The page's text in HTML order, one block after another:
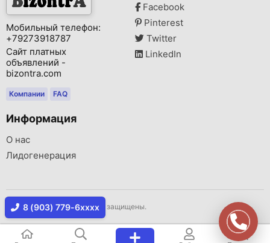
8 (903) 779-6xxxx
Мобильный телефон:
+79273918787
Сайт платных
объявлений -
bizontra.com
Компании FAQ
Facebook
Pinterest
Twitter
LinkedIn
Информация
О нас
Лидогенерация
Копирайт © 2026 Все права защищены.